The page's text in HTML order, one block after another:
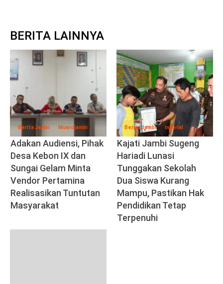
BERITA LAINNYA
Berita Jambi Muarojambi
Adakan Audiensi, Pihak
Desa Kebon IX dan
Sungai Gelam Minta
Vendor Pertamina
Realisasikan Tuntutan
Masyarakat
Berita Jambi Inforial
Kajati Jambi Sugeng
Hariadi Lunasi
Tunggakan Sekolah
Dua Siswa Kurang
Mampu, Pastikan Hak
Pendidikan Tetap
Terpenuhi